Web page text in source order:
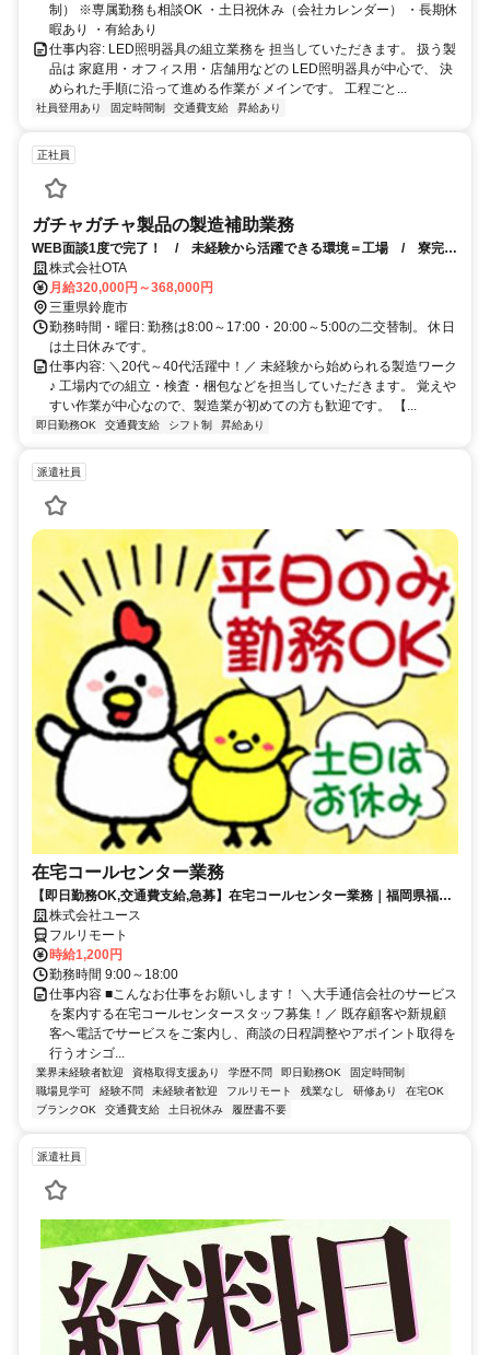
制） ※専属勤務も相談OK ・土日祝休み（会社カレンダー） ・長期休
暇あり ・有給あり
仕事内容: LED照明器具の組立業務を 担当していただきます。 扱う製
品は 家庭用・オフィス用・店舗用などの LED照明器具が中心で、 決
められた手順に沿って進める作業が メインです。 工程ごと...
社員登用あり 固定時間制 交通費支給 昇給あり
正社員
ガチャガチャ製品の製造補助業務
WEB面談1度で完了！ / 未経験から活躍できる環境＝工場 / 寮完備
♪引っ越しのお手伝いもいたします
株式会社OTA
月給320,000円～368,000円
三重県鈴鹿市
勤務時間・曜日: 勤務は8:00～17:00・20:00～5:00の二交替制。 休日
は土日休みです。
仕事内容: ＼20代～40代活躍中！／ 未経験から始められる製造ワーク
♪ 工場内での組立・検査・梱包などを担当していただきます。 覚えや
すい作業が中心なので、製造業が初めての方も歓迎です。 【...
即日勤務OK 交通費支給 シフト制 昇給あり
派遣社員
在宅コールセンター業務
【即日勤務OK,交通費支給,急募】在宅コールセンター業務｜福岡県福岡
市博多区
株式会社ユース
フルリモート
時給1,200円
勤務時間 9:00～18:00
仕事内容 ■こんなお仕事をお願いします！ ＼大手通信会社のサービス
を案内する在宅コールセンタースタッフ募集！／ 既存顧客や新規顧
客へ電話でサービスをご案内し、商談の日程調整やアポイント取得を
行うオシゴ...
業界未経験者歓迎 資格取得支援あり 学歴不問 即日勤務OK
固定時間制
職場見学可
経験不問 未経験者歓迎 フルリモート 残業なし 研修あり
在宅OK
ブランクOK
交通費支給 土日祝休み 履歴書不要
派遣社員